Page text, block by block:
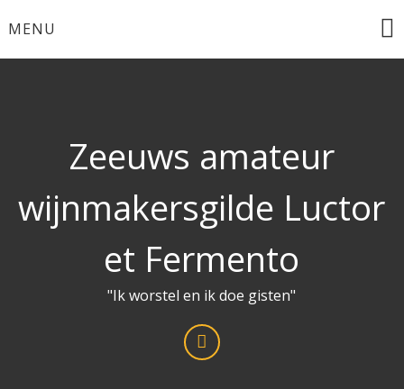
naar
MENU
Zeeuws amateur
wijnmakersgilde Luctor
et Fermento
"Ik worstel en ik doe gisten"